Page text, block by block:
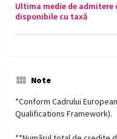
Ultima medie de
disponibile cu taxă
Note
*Conform Cadrului
Qualifications Framework).